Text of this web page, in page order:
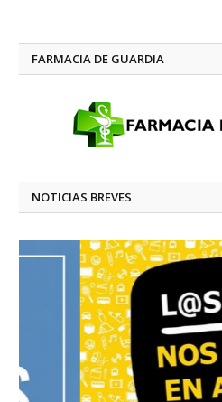
FARMACIA DE GUARDIA
NOTICIAS BREVES